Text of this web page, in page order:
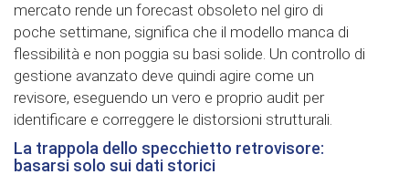
mercato rende un forecast obsoleto nel giro di
poche settimane, significa che il modello manca di
flessibilità e non poggia su basi solide. Un controllo di
gestione avanzato deve quindi agire come un
revisore, eseguendo un vero e proprio audit per
identificare e correggere le distorsioni strutturali.
La trappola dello specchietto retrovisore:
basarsi solo sui dati storici